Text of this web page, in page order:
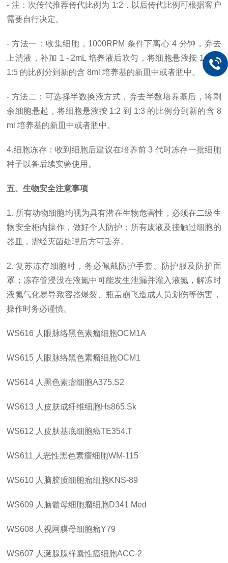
- 注：次传代推荐传代比例为 1:2，以后传代比例可根据客户
需要自行决定。
- 方法一：收集细胞，1000RPM 条件下离心 4 分钟，弃去
上清液，补加 1 - 2mL 培养液后吹匀，将细胞悬液按 1:2 到
1:5 的比例分到新的含 8ml 培养基的新皿中或者瓶中。
- 方法二：可选择半数换液方式，弃去半数培养基后，将剩
余细胞悬起，将细胞悬液按 1:2 到 1:3 的比例分到新的含 8
ml 培养基的新皿中或者瓶中。
4.细胞冻存：收到细胞后建议在培养前 3 代时冻存一批细胞
种子以备后续实验使用。
五、生物安全注意事项
1. 所有动物细胞均视为具有潜在生物危害性，必须在二级生
物安全柜内操作，做好个人防护；所有废液及接触过细胞的
器皿，需经灭菌处理后方可丢弃。
2. 复苏冻存细胞时，务必佩戴防护手套、防护服及防护面
罩；冻存管浸没在液氮中可能发生泄漏并灌入液氮，解冻时
液氮气化易导致容器爆裂、瓶盖崩飞造成人员划伤等伤害，
操作时务必谨慎。
WS616 人眼脉络黑色素瘤细胞OCM1A
WS615 人眼脉络黑色素瘤细胞OCM1
WS614 人黑色素瘤细胞A375.S2
WS613 人皮肤成纤维细胞Hs865.Sk
WS612 人皮肤基底细胞癌TE354.T
WS611 人恶性黑色素瘤细胞WM-115
WS610 人脑胶质细胞瘤细胞KNS-89
WS609 人脑髓母细胞瘤细胞D341 Med
WS608 人视网膜母细胞瘤Y79
WS607 人涎腺腺样囊性癌细胞ACC-2